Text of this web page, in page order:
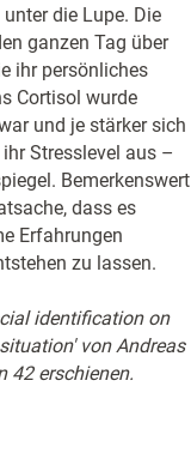
die Lupe. Die
ganzen Tag über
ihr persönliches
Cortisol wurde
und je stärker sich
Stresslevel aus –
Bemerkenswert
dass es
Erfahrungen
zu lassen.
identification on
von Andreas
42 erschienen.